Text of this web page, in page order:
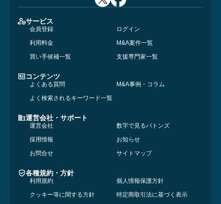
サービス
会員登録
ログイン
利用料金
M&A案件一覧
買い手候補一覧
支援専門家一覧
コンテンツ
よくある質問
M&A事例・コラム
よく検索されるキーワード一覧
運営会社・サポート
運営会社
数字で見るバトンズ
採用情報
お知らせ
お問合せ
サイトマップ
各種規約・方針
利用規約
個人情報保護方針
クッキー等に関する方針
特定商取引法に基づく表示